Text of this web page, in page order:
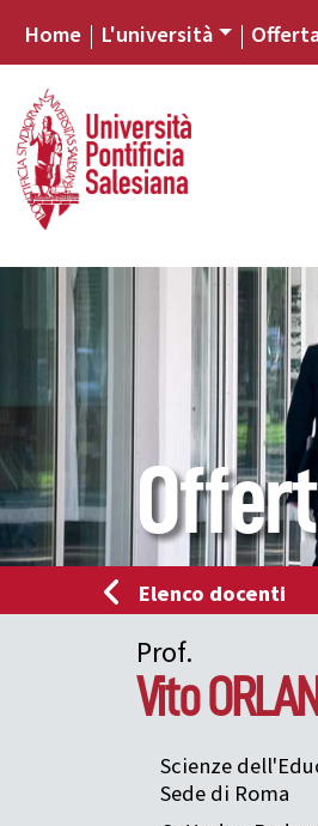
Home L'università
Elenco docenti
Prof.
Vito
Scienze
Sede di Roma